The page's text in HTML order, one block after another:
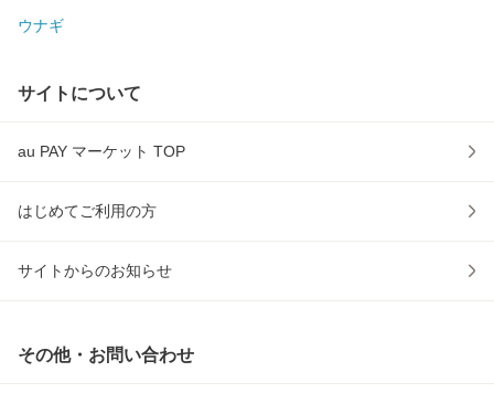
ウナギ
サイトについて
au PAY マーケット TOP
はじめてご利用の方
サイトからのお知らせ
その他・お問い合わせ